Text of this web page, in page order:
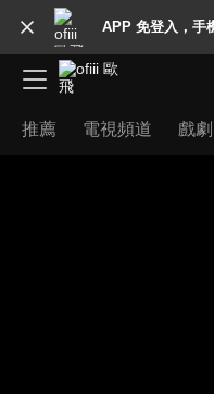
APP 免登入，手
推薦 電視頻道 戲劇